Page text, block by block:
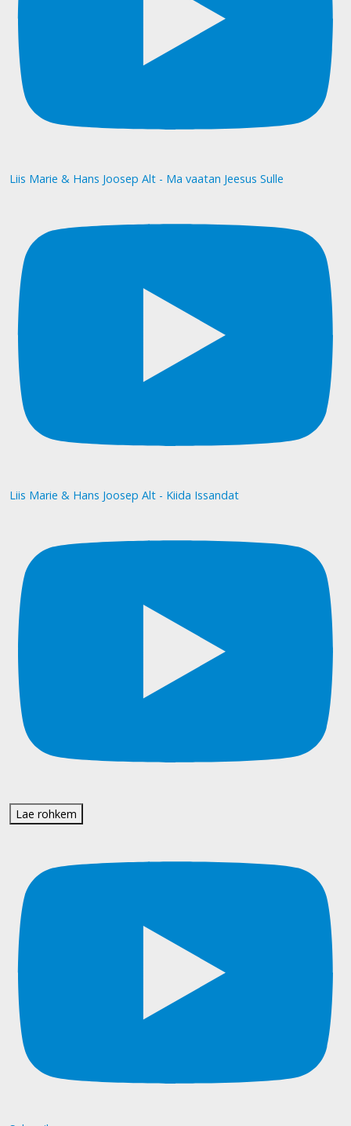
Liis Marie & Hans Joosep Alt - Ma vaatan Jeesus Sulle
Liis Marie & Hans Joosep Alt - Kiida Issandat
Lae rohkem